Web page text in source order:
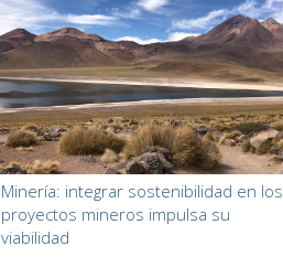
Minería: integrar sostenibilidad en los
proyectos mineros impulsa su
viabilidad